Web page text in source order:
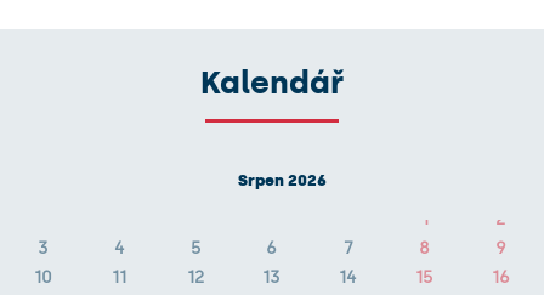
Kalendář
Srpen 2026
1
2
3
4 5 6 7 8
9
10
11 12 13 14 15
16